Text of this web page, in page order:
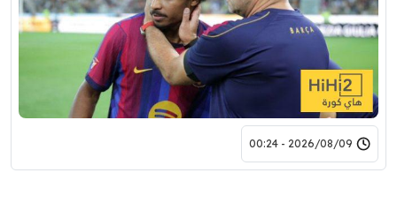
2026/08/09 - 00:24